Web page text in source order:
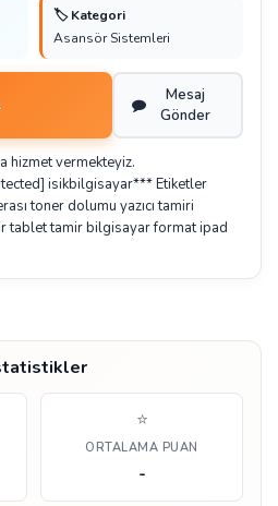
🏷️ Kategori
Asansör Sistemleri
Mesaj
Gönder
hizmet vermekteyiz.
isikbilgisayar*** Etiketler
toner dolumu yazıcı tamiri
tablet tamir bilgisayar format ipad
⭐
ORTALAMA PUAN
-